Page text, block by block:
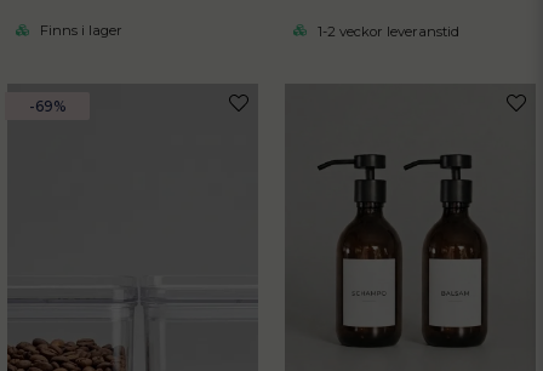
Finns i lager 1-2 veckor leveranstid
-69%